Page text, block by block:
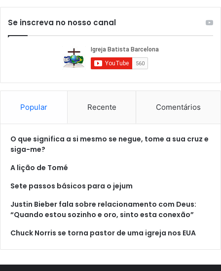
Se inscreva no nosso canal
Popular Recente Comentários
O que significa a si mesmo se negue, tome a sua cruz e
siga-me?
A lição de Tomé
Sete passos básicos para o jejum
Justin Bieber fala sobre relacionamento com Deus:
“Quando estou sozinho e oro, sinto esta conexão”
Chuck Norris se torna pastor de uma igreja nos EUA